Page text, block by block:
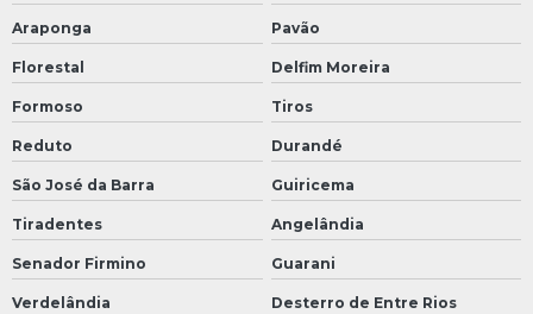
Araponga Pavão
Florestal Delfim Moreira
Formoso Tiros
Reduto Durandé
São José da Barra Guiricema
Tiradentes Angelândia
Senador Firmino Guarani
Verdelândia Desterro de Entre Rios